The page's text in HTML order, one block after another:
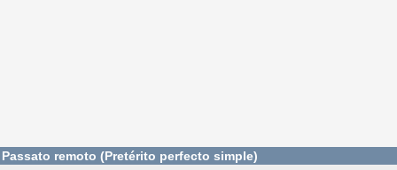
Passato remoto (Pretérito perfecto simple)